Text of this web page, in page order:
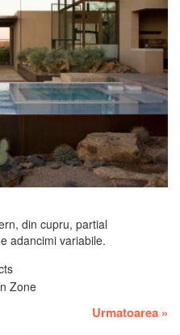
din cupru, partial
adancimi variabile.
Zone
Urmatoarea »